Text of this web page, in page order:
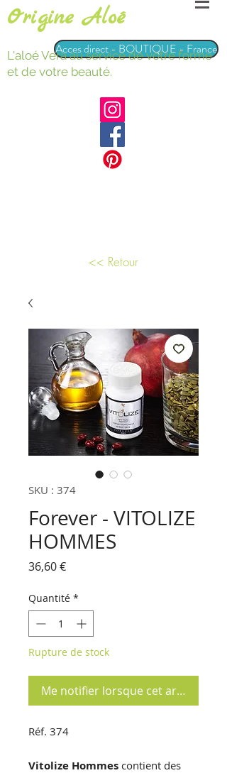
Acces direct - BOUTIQUE - France
Origine Aloé
L'aloé Vera au service de votre forme
et de votre beauté.
<< Retour
SKU : 374
Forever - VITOLIZE
HOMMES
36,60 €Prix
Quantité *
Rupture de stock
Me notifier lorsque cet article est
Réf. 374
Vitolize Hommes contient des